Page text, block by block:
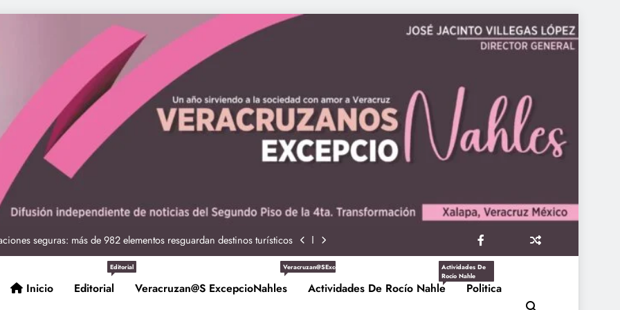
seguras: más de 982 elementos resguardan destinos turísticos
Nahle a la presidenta Claudia Sheinbaum en graduación de cadetes
de policías con vocación de servicio y cercanía ciudadana: SSP
Entrega Gobernadora 5 mil apoyos a la Palabra y a la Familia
Inicio Editorial
Editorial
Veracruzan@s ExcepcioNahles
Veracruzan@sExcepcioNahles
Actividades De Rocío Nahle
Actividades De
Rocío Nahle
Politica